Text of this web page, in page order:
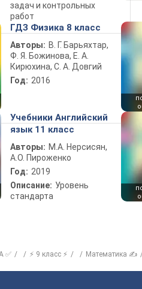
задач и контрольных
работ
ГДЗ Физика 8 класс
Авторы: В. Г. Барьяхтар,
Ф. Я. Божинова, Е. А.
Кирюхина, С. А. Довгий
Год: 2016
Учебники Английский
язык 11 класс
Авторы: М.А. Нерсисян,
А.О. Пироженко
Год: 2019
Описание: Уровень
стандарта
✅ ⚡ 9 класс ⚡ Математика ✍